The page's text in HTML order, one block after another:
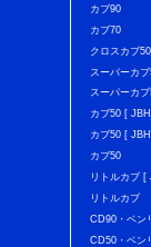
カブ90
カブ70
クロスカブ
スーパーカ
スーパーカ
カブ50 [
カブ50 [
カブ50
リトルカブ
リトルカブ
CD90・ベン
CD50・ベン